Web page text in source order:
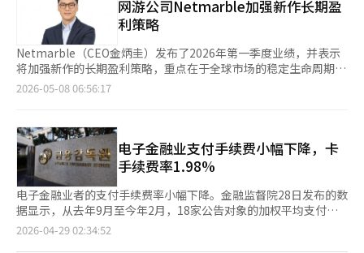
网游公司Netmarble加强新作长期盈
利策略
Netmarble（CEO金炳圭）发布了2026年第一季度业绩，并表示
将加强新作的长期盈利策略，重点在于全球市场的稳定生命周期
（PLC），而非短期收入最大化。 Netmarble在2026年第一季度
6.8%。净利润因HYBE股票处置等资产出售的影响，增长了
163%。 第一季度的业绩主要受到新作效果的限制。《石器时代：
养成》和《七大罪：起源》于3月发布，尽管销售反映时间较短，
但分别占第一季度收入的3%。Netmarble认为这两款作品已在市
场上稳定落地。 金炳圭在业绩发布电话会议中表示：“《七大
罪：起源》和《梦境：星际潜水》在多个国家的多平台同步发布，
超前收入最大化的策略不如稳定的长期PLC对公司更有利。” 新作
的运营方向也将围绕长期稳定展开。金CEO指出：“不同平台的游
2026-05-08 06:56:17
电子金融业支付手续费小幅下降，卡
手续费率1.98%
电子金融业者的支付手续费率小幅下降。金融监督院28日发布的数
据显示，从去年9月至今年2月，18家公告对象的加权平均支付手
续费率为卡1.98%，预付1.74%。与去年2至7月的11家公司相比，
2026-04-29 02:34:52
页